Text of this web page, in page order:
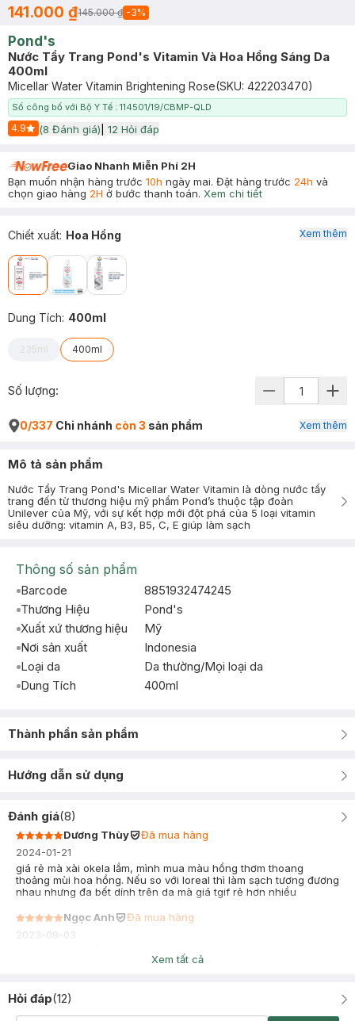
141.000 ₫145.000 ₫ -3%
Pond's
Nước Tẩy Trang Pond's Vitamin Và Hoa Hồng Sáng Da
400ml
Micellar Water Vitamin Brightening Rose(SKU: 422203470)
Số công bố với Bộ Y Tế : 114501/19/CBMP-QLD
4.9
Start Icon
(8 Đánh giá) 12 Hỏi đáp
Giao Nhanh Miễn Phí 2H
Bạn muốn nhận hàng trước 10h ngày mai. Đặt hàng trước 24h và
chọn giao hàng 2H ở bước thanh toán. Xem chi tiết
Chiết xuất: Hoa Hồng
Dung Tích: 400ml
235ml 400ml
Xem thêm
Số lượng:
0/337 Chi nhánh còn 3 sản phẩm Xem thêm
Mô tả sản phẩm
Nước Tẩy Trang Pond's Micellar Water Vitamin là dòng nước tẩy
trang đến từ thương hiệu mỹ phẩm Pond’s thuộc tập đoàn
Unilever của Mỹ, với sự kết hợp mới đột phá của 5 loại vitamin
siêu dưỡng: vitamin A, B3, B5, C, E giúp làm sạch
Thông số sản phẩm
Barcode
8851932474245
Thương Hiệu
Pond's
Xuất xứ thương hiệu
Mỹ
Nơi sản xuất
Indonesia
Loại da
Da thường/Mọi loại da
Dung Tích
400ml
Thành phần sản phẩm
Hướng dẫn sử dụng
Đánh giá(8)
Dương Thùy
Đã mua hàng
2024-01-21
giá rẻ mà xài okela lắm, mình mua màu hồng thơm thoang
thoảng mùi hoa hồng. Nếu so với loreal thì làm sạch tương đương
nhau nhưng đa bết dính trên da mà giá tgif rẻ hơn nhiều
Ngọc Anh
Đã mua hàng
2023-09-03
Xem tất cả
Hỏi đáp(12)